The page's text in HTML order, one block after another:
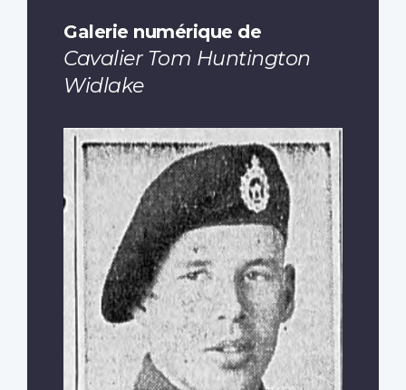
Galerie numérique de
Cavalier Tom Huntington
Widlake